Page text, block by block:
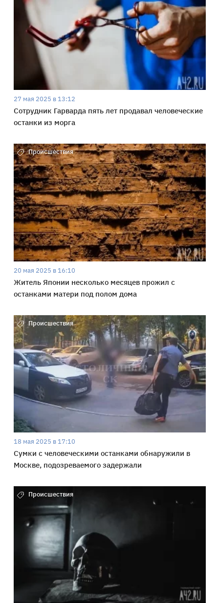
27 мая 2025 в 13:12
Сотрудник Гарварда пять лет продавал человеческие
останки из морга
Происшествия
20 мая 2025 в 16:10
Житель Японии несколько месяцев прожил с
останками матери под полом дома
Происшествия
18 мая 2025 в 17:10
Сумки с человеческими останками обнаружили в
Москве, подозреваемого задержали
Происшествия